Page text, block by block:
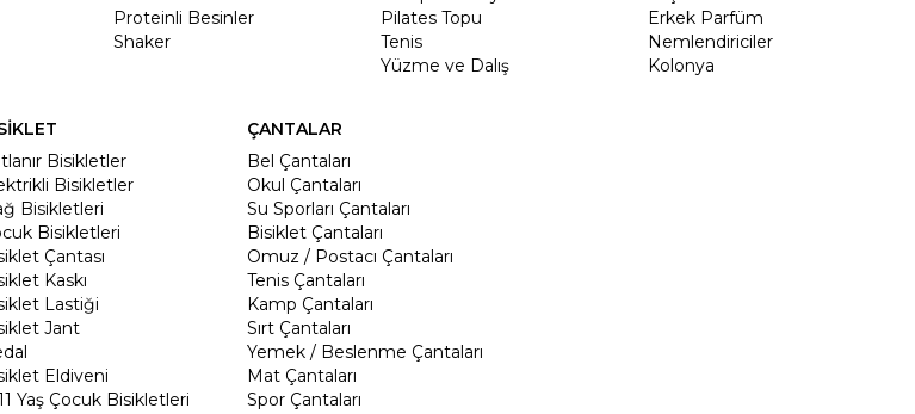
Proteinli Besinler
Shaker
Pilates Topu
Tenis
Yüzme ve Dalış
Erkek Parfüm
Nemlendiriciler
Kolonya
Bisikletler
Bisikletler
Bisikletleri
Bisikletleri
Çantası
Kaskı
Lastiği
Jant
Eldiveni
Yaş Çocuk Bisikletleri
ÇANTALAR
Bel Çantaları
Okul Çantaları
Su Sporları Çantaları
Bisiklet Çantaları
Omuz / Postacı Çantaları
Tenis Çantaları
Kamp Çantaları
Sırt Çantaları
Yemek / Beslenme Çantaları
Mat Çantaları
Spor Çantaları